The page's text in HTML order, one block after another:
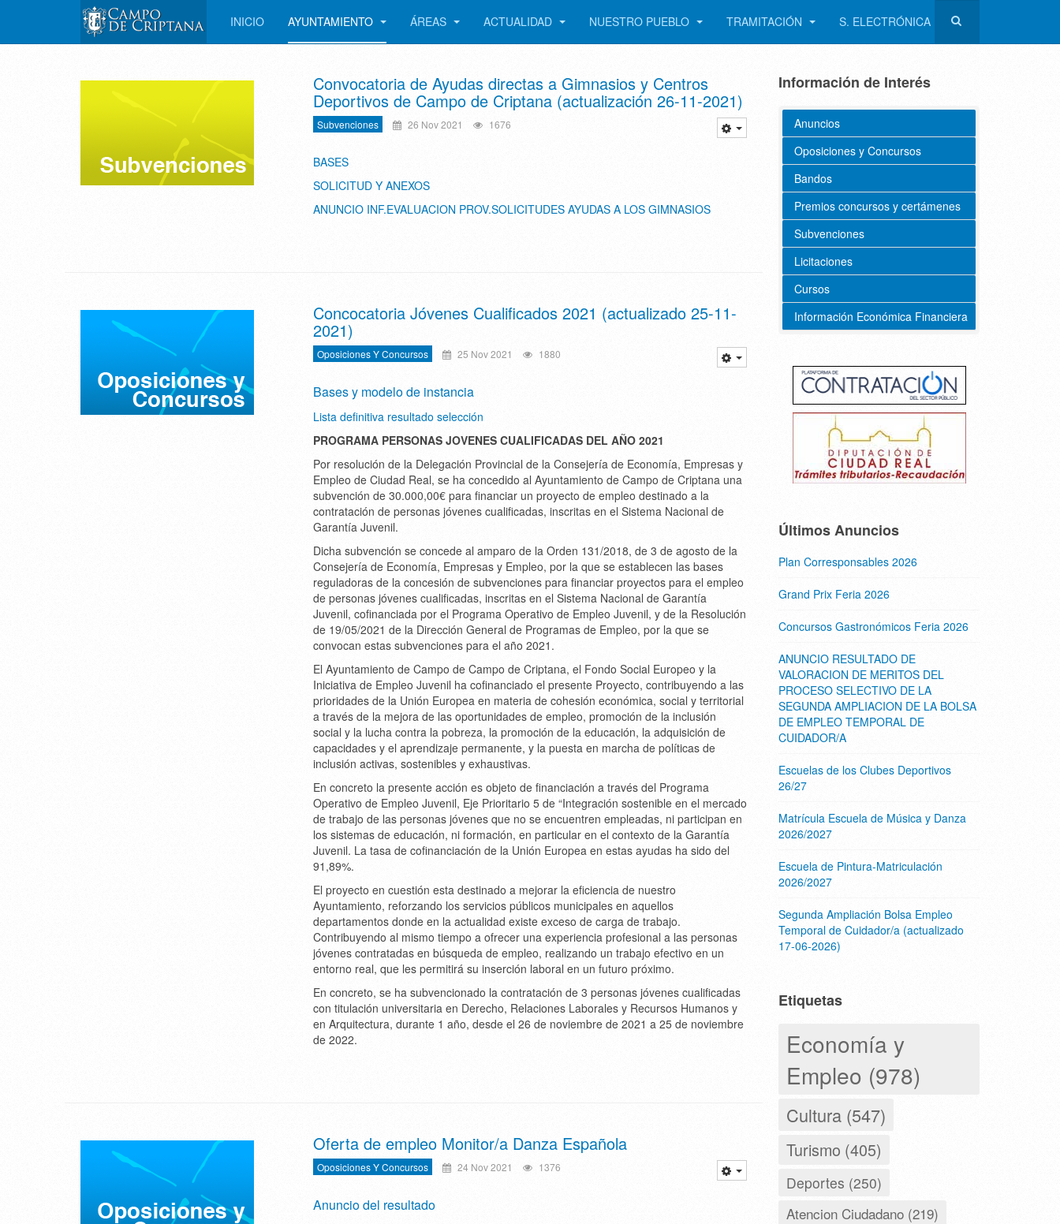
INICIO AYUNTAMIENTO ÁREAS ACTUALIDAD NUESTRO PUEBLO TRAMITACIÓN S. ELECTRÓNICA
Convocatoria de Ayudas directas a Gimnasios y Centros
Deportivos de Campo de Criptana (actualización 26-11-2021)
Subvenciones 26 Nov 2021 1676
BASES
SOLICITUD Y ANEXOS
ANUNCIO INF.EVALUACION PROV.SOLICITUDES AYUDAS A LOS GIMNASIOS
Concocatoria Jóvenes Cualificados 2021 (actualizado 25-11-
2021)
Oposiciones Y Concursos 25 Nov 2021 1880
Bases y modelo de instancia
Lista definitiva resultado selección
PROGRAMA PERSONAS JOVENES CUALIFICADAS DEL AÑO 2021
Por resolución de la Delegación Provincial de la Consejería de Economía, Empresas y
Empleo de Ciudad Real, se ha concedido al Ayuntamiento de Campo de Criptana una
subvención de 30.000,00€ para financiar un proyecto de empleo destinado a la
contratación de personas jóvenes cualificadas, inscritas en el Sistema Nacional de
Garantía Juvenil.
Dicha subvención se concede al amparo de la Orden 131/2018, de 3 de agosto de la
Consejería de Economía, Empresas y Empleo, por la que se establecen las bases
reguladoras de la concesión de subvenciones para financiar proyectos para el empleo
de personas jóvenes cualificadas, inscritas en el Sistema Nacional de Garantía
Juvenil, cofinanciada por el Programa Operativo de Empleo Juvenil, y de la Resolución
de 19/05/2021 de la Dirección General de Programas de Empleo, por la que se
convocan estas subvenciones para el año 2021.
El Ayuntamiento de Campo de Campo de Criptana, el Fondo Social Europeo y la
Iniciativa de Empleo Juvenil ha cofinanciado el presente Proyecto, contribuyendo a las
prioridades de la Unión Europea en materia de cohesión económica, social y territorial
a través de la mejora de las oportunidades de empleo, promoción de la inclusión
social y la lucha contra la pobreza, la promoción de la educación, la adquisición de
capacidades y el aprendizaje permanente, y la puesta en marcha de políticas de
inclusión activas, sostenibles y exhaustivas.
En concreto la presente acción es objeto de financiación a través del Programa
Operativo de Empleo Juvenil, Eje Prioritario 5 de “Integración sostenible en el mercado
de trabajo de las personas jóvenes que no se encuentren empleadas, ni participan en
los sistemas de educación, ni formación, en particular en el contexto de la Garantía
Juvenil. La tasa de cofinanciación de la Unión Europea en estas ayudas ha sido del
91,89%.
El proyecto en cuestión esta destinado a mejorar la eficiencia de nuestro
Ayuntamiento, reforzando los servicios públicos municipales en aquellos
departamentos donde en la actualidad existe exceso de carga de trabajo.
Contribuyendo al mismo tiempo a ofrecer una experiencia profesional a las personas
jóvenes contratadas en búsqueda de empleo, realizando un trabajo efectivo en un
entorno real, que les permitirá su inserción laboral en un futuro próximo.
En concreto, se ha subvencionado la contratación de 3 personas jóvenes cualificadas
con titulación universitaria en Derecho, Relaciones Laborales y Recursos Humanos y
en Arquitectura, durante 1 año, desde el 26 de noviembre de 2021 a 25 de noviembre
de 2022.
Oferta de empleo Monitor/a Danza Española
Oposiciones Y Concursos 24 Nov 2021 1376
Anuncio del resultado
Información de Interés
Anuncios
Oposiciones y Concursos
Bandos
Premios concursos y certámenes
Subvenciones
Licitaciones
Cursos
Información Económica Financiera
Últimos Anuncios
Plan Corresponsables 2026
Grand Prix Feria 2026
Concursos Gastronómicos Feria 2026
ANUNCIO RESULTADO DE
VALORACION DE MERITOS DEL
PROCESO SELECTIVO DE LA
SEGUNDA AMPLIACION DE LA BOLSA
DE EMPLEO TEMPORAL DE
CUIDADOR/A
Escuelas de los Clubes Deportivos
26/27
Matrícula Escuela de Música y Danza
2026/2027
Escuela de Pintura-Matriculación
2026/2027
Segunda Ampliación Bolsa Empleo
Temporal de Cuidador/a (actualizado
17-06-2026)
Etiquetas
Economía y
Empleo (978)
Cultura (547)
Turismo (405)
Deportes (250)
Atencion Ciudadano (219)